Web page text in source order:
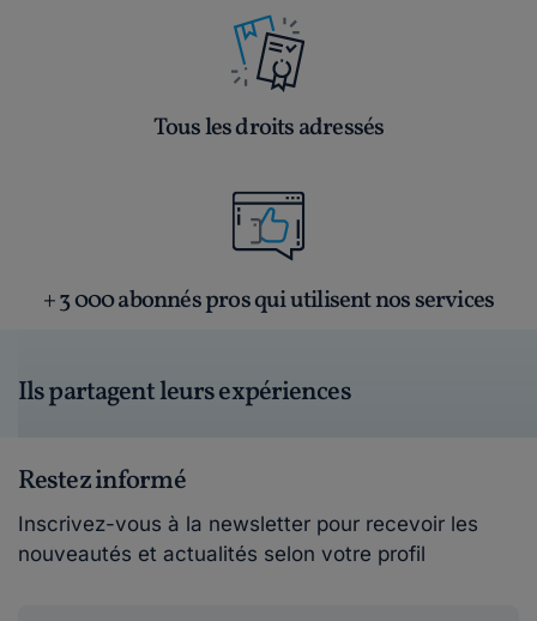
Tous les droits adressés
+ 3 000 abonnés pros qui utilisent nos services
Ils partagent leurs expériences
Restez informé
Inscrivez-vous à la newsletter pour recevoir les
nouveautés et actualités selon votre profil